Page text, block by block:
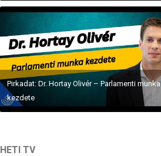
Pirkadat: Dr. Hortay Olivér – Parlamenti munka
kezdete
HETI TV